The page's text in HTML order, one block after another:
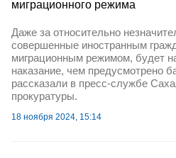
миграционного режима
Даже за относительно
совершенные иностранным
миграционным режимом, будет
наказание, чем предусмотрено
рассказали в пресс-службе
прокуратуры.
18 ноября 2024, 15:14